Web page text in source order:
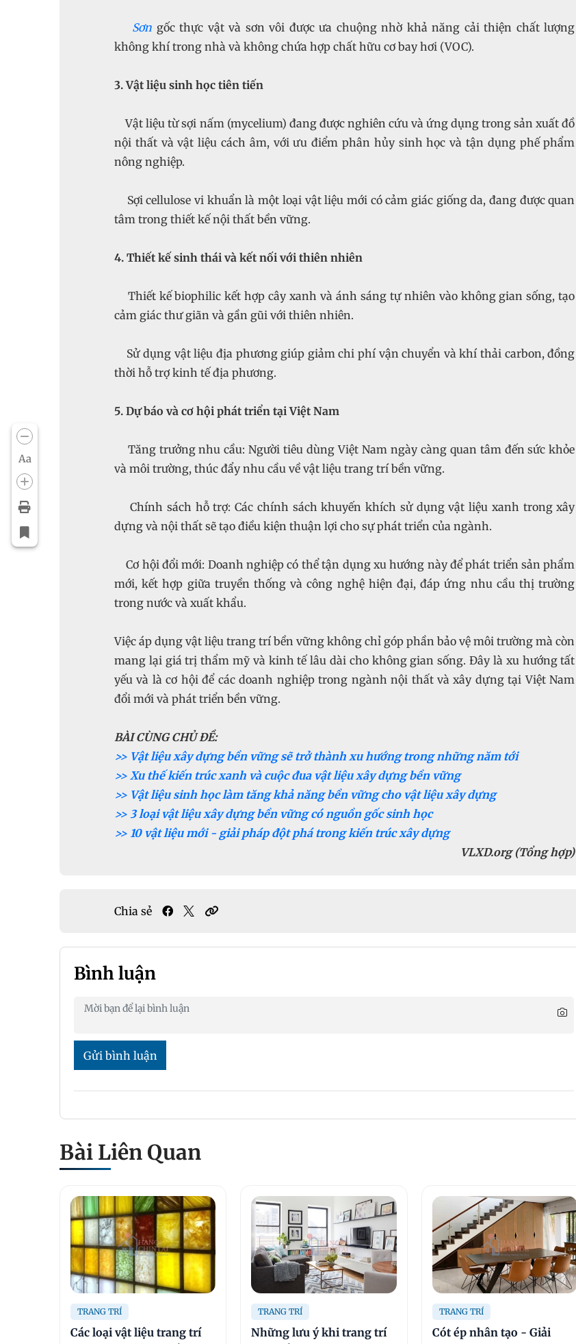
Aa
Sơn gốc thực vật và sơn vôi được ưa chuộng nhờ khả năng cải thiện chất lượng
không khí trong nhà và không chứa hợp chất hữu cơ bay hơi (VOC).
3. Vật liệu sinh học tiên tiến
Vật liệu từ sợi nấm (mycelium) đang được nghiên cứu và ứng dụng trong sản xuất đồ
nội thất và vật liệu cách âm, với ưu điểm phân hủy sinh học và tận dụng phế phẩm
nông nghiệp.
Sợi cellulose vi khuẩn là một loại vật liệu mới có cảm giác giống da, đang được quan
tâm trong thiết kế nội thất bền vững.
4. Thiết kế sinh thái và kết nối với thiên nhiên
Thiết kế biophilic kết hợp cây xanh và ánh sáng tự nhiên vào không gian sống, tạo
cảm giác thư giãn và gần gũi với thiên nhiên.
Sử dụng vật liệu địa phương giúp giảm chi phí vận chuyển và khí thải carbon, đồng
thời hỗ trợ kinh tế địa phương.
5. Dự báo và cơ hội phát triển tại Việt Nam
Tăng trưởng nhu cầu: Người tiêu dùng Việt Nam ngày càng quan tâm đến sức khỏe
và môi trường, thúc đẩy nhu cầu về vật liệu trang trí bền vững.
Chính sách hỗ trợ: Các chính sách khuyến khích sử dụng vật liệu xanh trong xây
dựng và nội thất sẽ tạo điều kiện thuận lợi cho sự phát triển của ngành.
Cơ hội đổi mới: Doanh nghiệp có thể tận dụng xu hướng này để phát triển sản phẩm
mới, kết hợp giữa truyền thống và công nghệ hiện đại, đáp ứng nhu cầu thị trường
trong nước và xuất khẩu.
Việc áp dụng vật liệu trang trí bền vững không chỉ góp phần bảo vệ môi trường mà còn
mang lại giá trị thẩm mỹ và kinh tế lâu dài cho không gian sống. Đây là xu hướng tất
yếu và là cơ hội để các doanh nghiệp trong ngành nội thất và xây dựng tại Việt Nam
đổi mới và phát triển bền vững.
BÀI CÙNG CHỦ ĐỀ:
>> Vật liệu xây dựng bền vững sẽ trở thành xu hướng trong những năm tới
>> Xu thế kiến trúc xanh và cuộc đua vật liệu xây dựng bền vững
>> Vật liệu sinh học làm tăng khả năng bền vững cho vật liệu xây dựng
>> 3 loại vật liệu xây dựng bền vững có nguồn gốc sinh học
>> 10 vật liệu mới - giải pháp đột phá trong kiến trúc xây dựng
VLXD.org (Tổng hợp)
Chia sẻ
Bình luận
Gửi bình luận
Bài Liên Quan
TRANG TRÍ
Các loại vật liệu trang trí
TRANG TRÍ
Những lưu ý khi trang trí
TRANG TRÍ
Cót ép nhân tạo - Giải